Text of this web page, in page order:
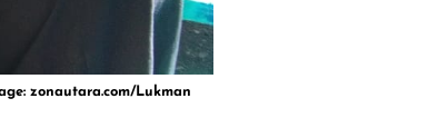
zonautara.com/Lukman